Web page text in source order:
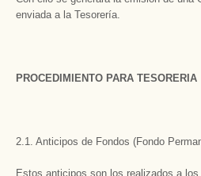
enviada a la Tesorería.
PROCEDIMIENTO PARA TESORERIA
2.1. Anticipos de Fondos (Fondo
Estos anticipos son los realizados a